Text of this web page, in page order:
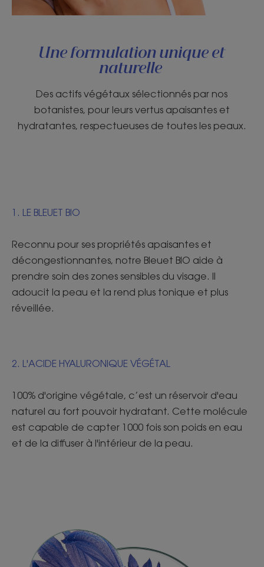
Une formulation unique et
naturelle
Des actifs végétaux sélectionnés par nos
botanistes, pour leurs vertus apaisantes et
hydratantes, respectueuses de toutes les peaux.
1. LE BLEUET BIO
Reconnu pour ses propriétés apaisantes et
décongestionnantes, notre Bleuet BIO aide à
prendre soin des zones sensibles du visage. Il
adoucit la peau et la rend plus tonique et plus
réveillée.
2. L'ACIDE HYALURONIQUE VÉGÉTAL
100% d'origine végétale, c’est un réservoir d'eau
naturel au fort pouvoir hydratant. Cette molécule
est capable de capter 1000 fois son poids en eau
et de la diffuser à l'intérieur de la peau.